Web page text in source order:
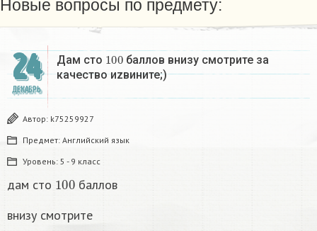
Новые вопросы по предмету:
24
ДЕКАБРЬ
Дам сто 100баллов внизу смотрите за
качество иzвините;)
Автор: k75259927
Предмет: Английский язык
Уровень: 5 - 9 класс
дам сто 100 баллов
внизу смотрите